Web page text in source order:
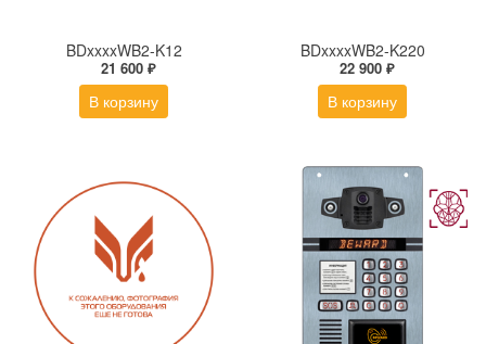
BDxxxxWB2-K12
21 600 ₽
В корзину
BDxxxxWB2-K220
22 900 ₽
В корзину